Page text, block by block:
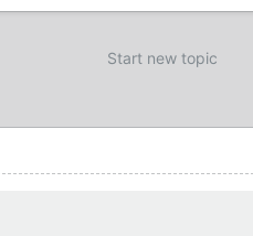
Start new topic